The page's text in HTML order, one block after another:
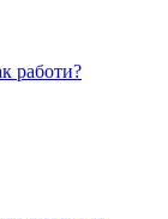
работи?